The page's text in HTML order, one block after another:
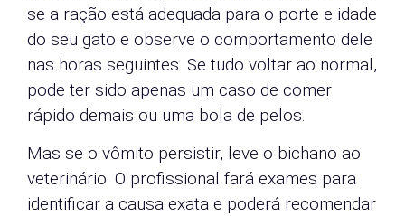
se a ração está adequada para o porte e idade
do seu gato e observe o comportamento dele
nas horas seguintes. Se tudo voltar ao normal,
pode ter sido apenas um caso de comer
rápido demais ou uma bola de pelos.
Mas se o vômito persistir, leve o bichano ao
veterinário. O profissional fará exames para
identificar a causa exata e poderá recomendar